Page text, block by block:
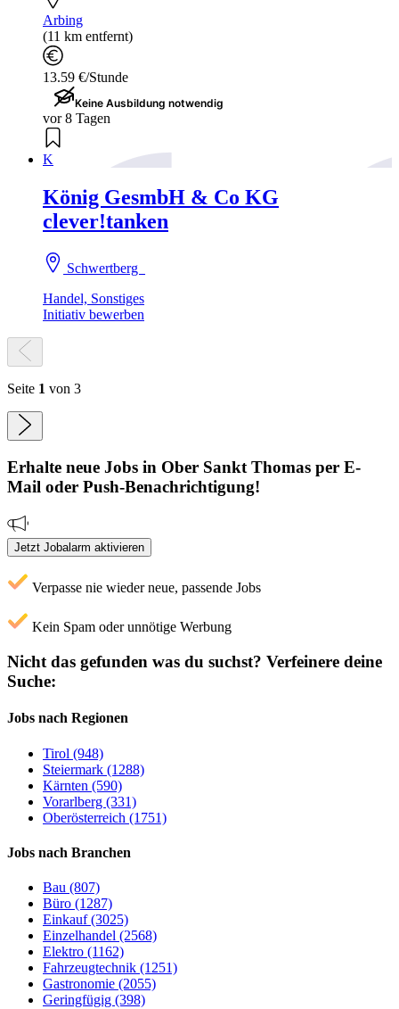
Arbing
(11 km entfernt)
13.59 €/Stunde
Keine Ausbildung notwendig
vor 8 Tagen
K
König GesmbH & Co KG
clever!tanken
Schwertberg
Handel, Sonstiges
Initiativ bewerben
Seite 1 von 3
Erhalte neue Jobs in Ober Sankt Thomas per E-
Mail oder Push-Benachrichtigung!
Jetzt Jobalarm aktivieren
Verpasse nie wieder neue, passende Jobs
Kein Spam oder unnötige Werbung
Nicht das gefunden was du suchst? Verfeinere deine
Suche:
Jobs nach Regionen
Tirol (948)
Steiermark (1288)
Kärnten (590)
Vorarlberg (331)
Oberösterreich (1751)
Jobs nach Branchen
Bau (807)
Büro (1287)
Einkauf (3025)
Einzelhandel (2568)
Elektro (1162)
Fahrzeugtechnik (1251)
Gastronomie (2055)
Geringfügig (398)